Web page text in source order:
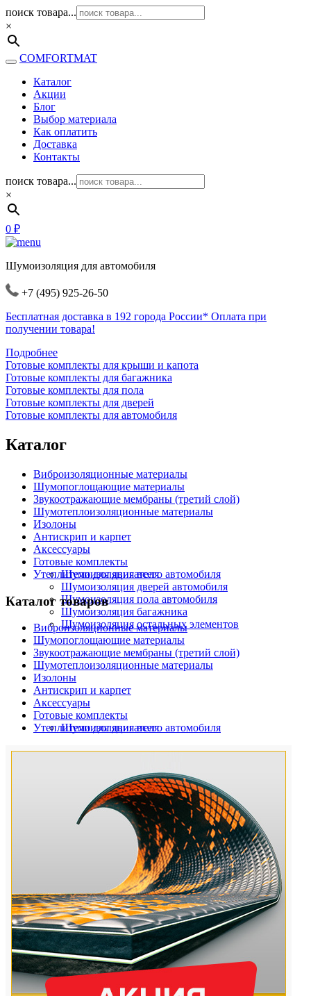
поиск товара...
×
COMFORTMAT
Каталог
Акции
Блог
Выбор материала
Как оплатить
Доставка
Контакты
поиск товара...
×
0 ₽
Шумоизоляция для автомобиля
+7 (495) 925-26-50
Бесплатная доставка в 192 города России* Оплата при
получении товара!
Подробнее
Готовые комплекты для крыши и капота
Готовые комплекты для багажника
Готовые комплекты для пола
Готовые комплекты для дверей
Готовые комплекты для автомобиля
Каталог
Виброизоляционные материалы
Шумопоглощающие материалы
Звукоотражающие мембраны (третий слой)
Шумотеплоизоляционные материалы
Изолоны
Антискрип и карпет
Аксессуары
Готовые комплекты
Шумоизоляция всего автомобиля
Шумоизоляция дверей автомобиля
Шумоизоляция пола автомобиля
Шумоизоляция багажника
Шумоизоляция остальных элементов
Утеплители для двигателя
Каталог товаров
Виброизоляционные материалы
Шумопоглощающие материалы
Звукоотражающие мембраны (третий слой)
Шумотеплоизоляционные материалы
Изолоны
Антискрип и карпет
Аксессуары
Готовые комплекты
Шумоизоляция всего автомобиля
Шумоизоляция пола автомобиля
Шумоизоляция остальных элементов
Утеплители для двигателя